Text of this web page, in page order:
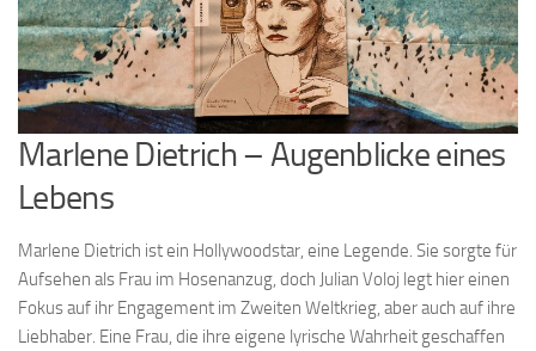
Marlene Dietrich – Augenblicke eines
Lebens
Marlene Dietrich ist ein Hollywoodstar, eine Legende. Sie sorgte für
Aufsehen als Frau im Hosenanzug, doch Julian Voloj legt hier einen
Fokus auf ihr Engagement im Zweiten Weltkrieg, aber auch auf ihre
Liebhaber. Eine Frau, die ihre eigene lyrische Wahrheit geschaffen